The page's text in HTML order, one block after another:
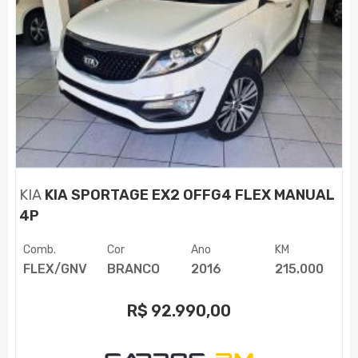
KIA KIA SPORTAGE EX2 OFFG4 FLEX MANUAL
4P
Comb.
FLEX/GNV
Cor
BRANCO
Ano
2016
KM
215.000
R$ 92.990,00